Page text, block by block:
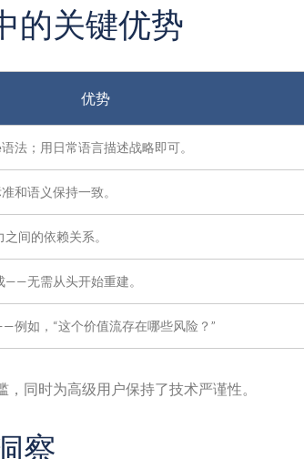
的关键优势
优势
法；用日常语言描述战略即可。
和语义保持一致。
间的依赖关系。
——无需从头开始重建。
例如，“这个价值流存在哪些风险？”
同时为高级用户保持了技术严谨性。
察